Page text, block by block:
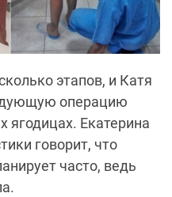
этапов, и Катя
операцию
ягодицах. Екатерина
говорит, что
часто, ведь